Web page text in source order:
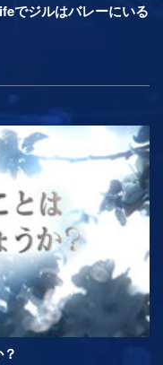
でジルはバレーにいる